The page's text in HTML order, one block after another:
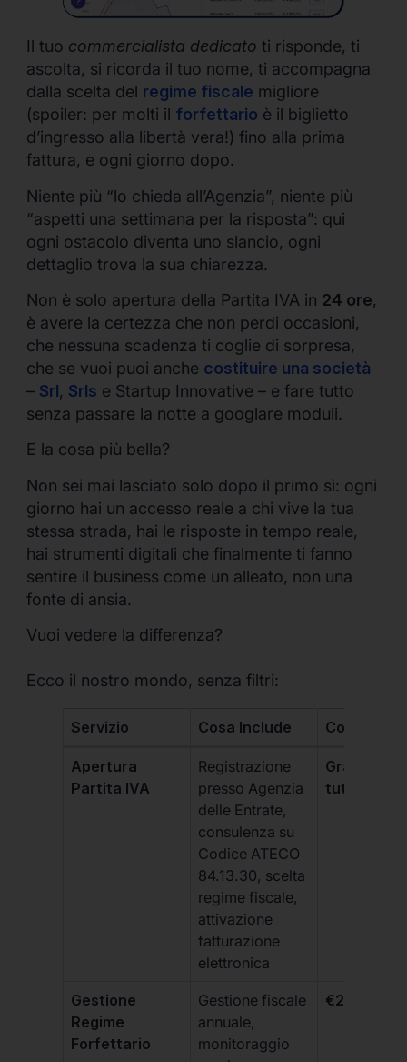
Il tuo commercialista dedicato ti risponde, ti
ascolta, si ricorda il tuo nome, ti accompagna
dalla scelta del regime fiscale migliore
(spoiler: per molti il forfettario è il biglietto
d’ingresso alla libertà vera!) fino alla prima
fattura, e ogni giorno dopo.
Niente più “lo chieda all’Agenzia”, niente più
“aspetti una settimana per la risposta”: qui
ogni ostacolo diventa uno slancio, ogni
dettaglio trova la sua chiarezza.
Non è solo apertura della Partita IVA in 24 ore,
è avere la certezza che non perdi occasioni,
che nessuna scadenza ti coglie di sorpresa,
che se vuoi puoi anche costituire una società
– Srl, Srls e Startup Innovative – e fare tutto
senza passare la notte a googlare moduli.
E la cosa più bella?
Non sei mai lasciato solo dopo il primo sì: ogni
giorno hai un accesso reale a chi vive la tua
stessa strada, hai le risposte in tempo reale,
hai strumenti digitali che finalmente ti fanno
sentire il business come un alleato, non una
fonte di ansia.
Vuoi vedere la differenza?
Ecco il nostro mondo, senza filtri:
Servizio Cosa Include Costo
Apertura
Partita IVA
Registrazione
presso Agenzia
delle Entrate,
consulenza su
Codice ATECO
84.13.30, scelta
regime fiscale,
attivazione
fatturazione
elettronica
Gratis,
tutti i piani
Gestione
Regime
Forfettario
Gestione fiscale
annuale,
monitoraggio
€264 +